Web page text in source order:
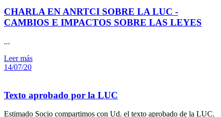
CHARLA EN ANRTCI SOBRE LA LUC -
CAMBIOS E IMPACTOS SOBRE LAS LEYES
...
Leer más
14/07/20
Texto aprobado por la LUC
Estimado Socio compartimos con Ud. el texto aprobado de la LUC.